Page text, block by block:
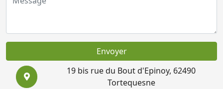
Envoyer
19 bis rue du Bout d'Epinoy, 62490
Tortequesne